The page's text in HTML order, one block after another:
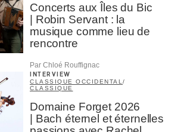
Concerts aux Îles du Bic
| Robin Servant : la
musique comme lieu de
rencontre
Par Chloé Rouffignac
INTERVIEW
CLASSIQUE OCCIDENTAL /
CLASSIQUE
Domaine Forget 2026
| Bach éternel et éternelles